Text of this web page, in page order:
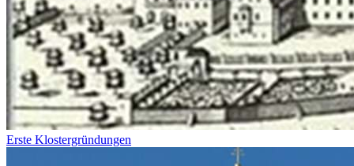
Erste Klostergründungen